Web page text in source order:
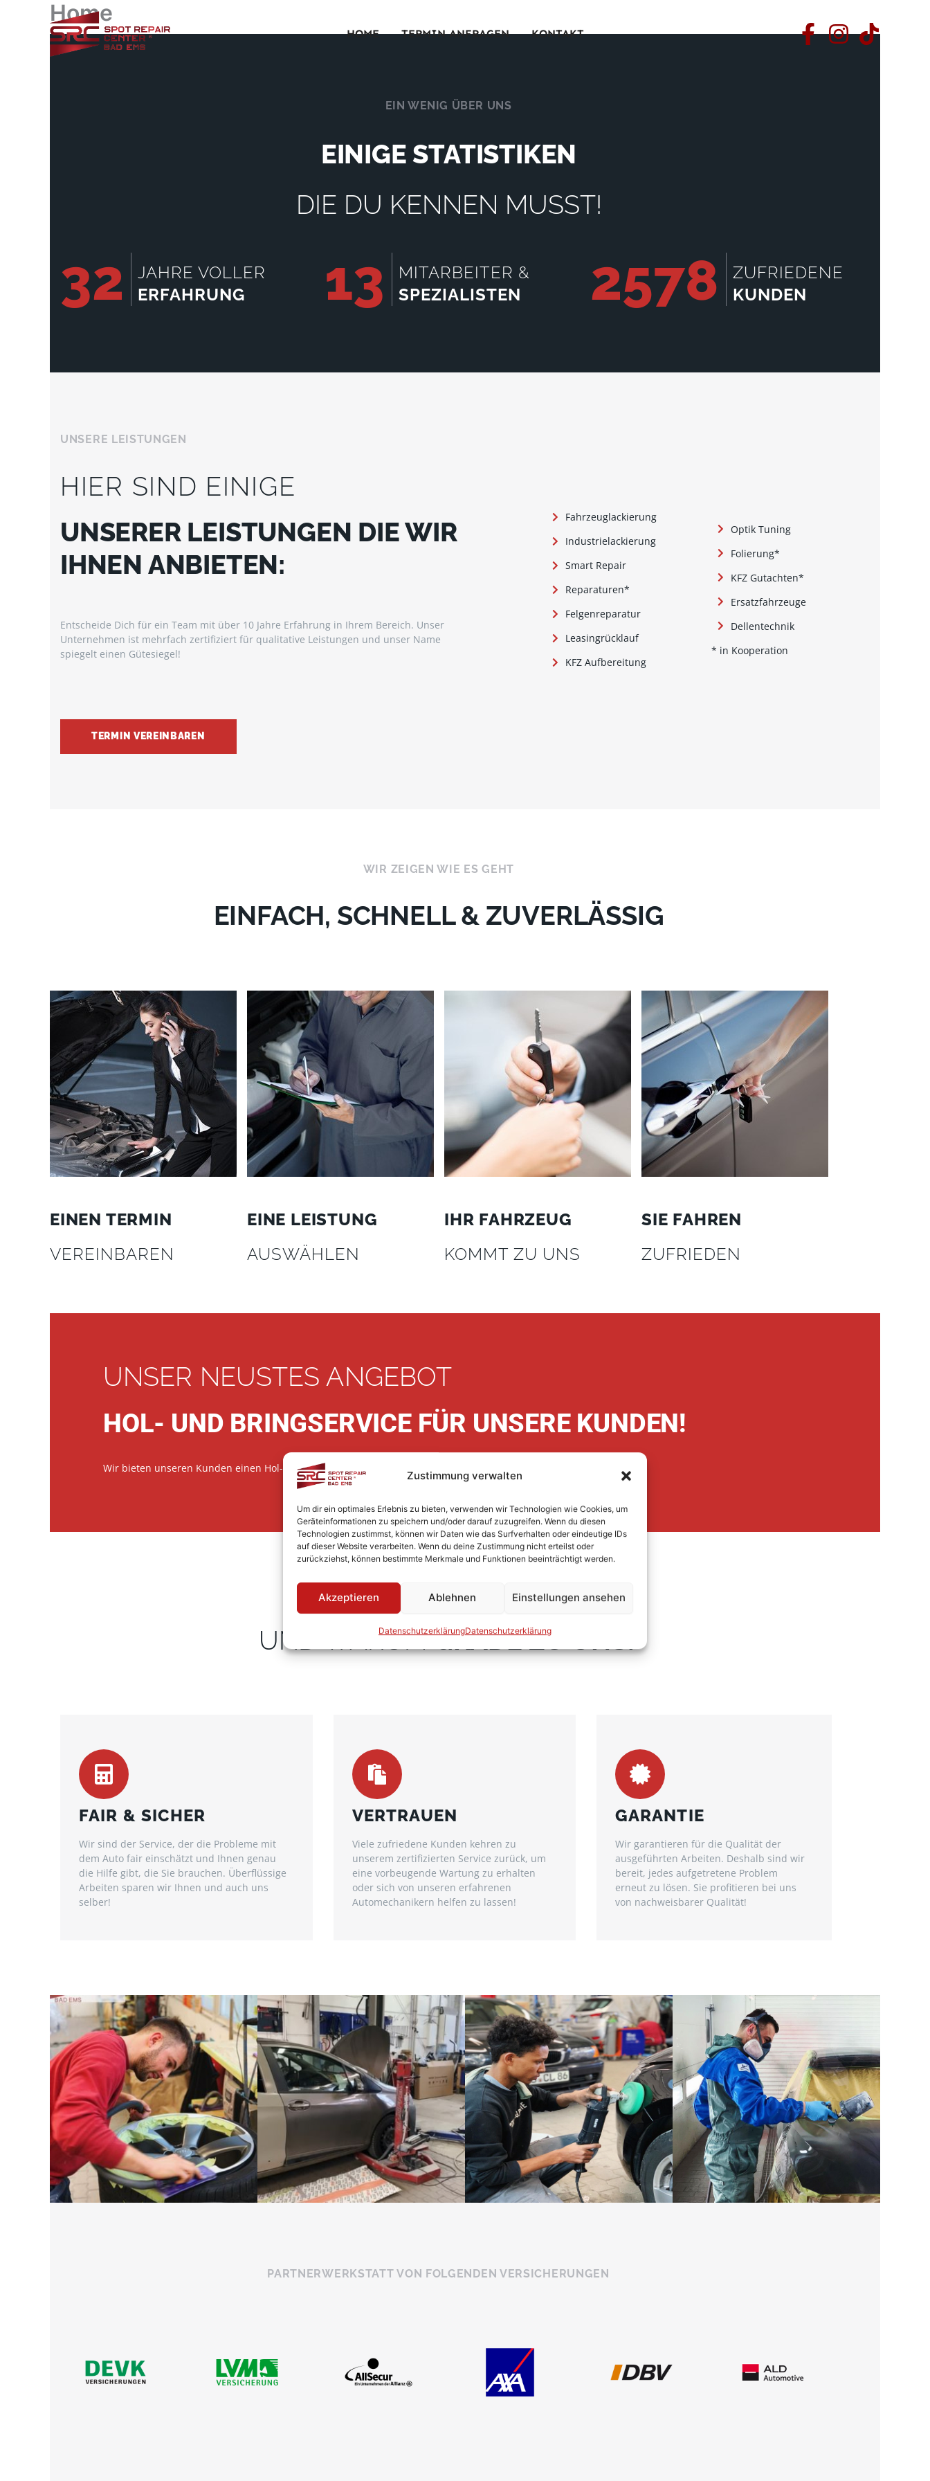
Zustimmung verwalten
Um dir ein optimales Erlebnis zu bieten, verwenden wir Technologien wie Cookies, um
Geräteinformationen zu speichern und/oder darauf zuzugreifen. Wenn du diesen
Technologien zustimmst, können wir Daten wie das Surfverhalten oder eindeutige IDs
auf dieser Website verarbeiten. Wenn du deine Zustimmung nicht erteilst oder
zurückziehst, können bestimmte Merkmale und Funktionen beeinträchtigt werden.
Akzeptieren Ablehnen Einstellungen ansehen
DatenschutzerklärungDatenschutzerklärung
HOME TERMIN ANFRAGEN KONTAKT
Home
EIN WENIG ÜBER UNS
EINIGE STATISTIKEN
DIE DU KENNEN MUSST!
32
JAHRE VOLLER
ERFAHRUNG
13
MITARBEITER &
SPEZIALISTEN
2578
ZUFRIEDENE
KUNDEN
UNSERE LEISTUNGEN
HIER SIND EINIGE
UNSERER LEISTUNGEN DIE WIR
IHNEN ANBIETEN:
Entscheide Dich für ein Team mit über 10 Jahre Erfahrung in Ihrem Bereich. Unser
Unternehmen ist mehrfach zertifiziert für qualitative Leistungen und unser Name
spiegelt einen Gütesiegel!
TERMIN VEREINBAREN
Fahrzeuglackierung
Industrielackierung
Smart Repair
Reparaturen*
Felgenreparatur
Leasingrücklauf
KFZ Aufbereitung
Optik Tuning
Folierung*
KFZ Gutachten*
Ersatzfahrzeuge
Dellentechnik
* in Kooperation
WIR ZEIGEN WIE ES GEHT
EINFACH, SCHNELL & ZUVERLÄSSIG
EINEN TERMIN
VEREINBAREN
EINE LEISTUNG
AUSWÄHLEN
IHR FAHRZEUG
KOMMT ZU UNS
SIE FAHREN
ZUFRIEDEN
UNSER NEUSTES ANGEBOT
HOL- UND BRINGSERVICE FÜR UNSERE KUNDEN!
Wir bieten unseren Kunden einen Hol- und Bringservice bis vor die Haustür!
DIE BESTE AUSWAHL
UND WARUMGRADE ZU UNS?
FAIR & SICHER
Wir sind der Service, der die Probleme mit
dem Auto fair einschätzt und Ihnen genau
die Hilfe gibt, die Sie brauchen. Überflüssige
Arbeiten sparen wir Ihnen und auch uns
selber!
VERTRAUEN
Viele zufriedene Kunden kehren zu
unserem zertifizierten Service zurück, um
eine vorbeugende Wartung zu erhalten
oder sich von unseren erfahrenen
Automechanikern helfen zu lassen!
GARANTIE
Wir garantieren für die Qualität der
ausgeführten Arbeiten. Deshalb sind wir
bereit, jedes aufgetretene Problem
erneut zu lösen. Sie profitieren bei uns
von nachweisbarer Qualität!
PARTNERWERKSTATT VON FOLGENDEN VERSICHERUNGEN